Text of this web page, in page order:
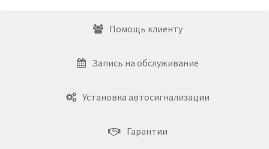
Помощь клиенту
Запись на обслуживание
Установка автосигнализации
Гарантии